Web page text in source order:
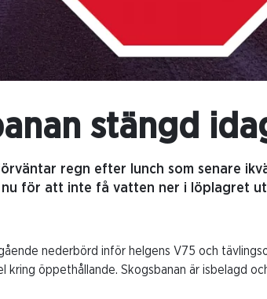
stängd
regn efter lunch som senare
nu för att inte få vatten ner i löplagret
nederbörd inför helgens V75 och
kring öppethållande. Skogsbanan är isbelagd